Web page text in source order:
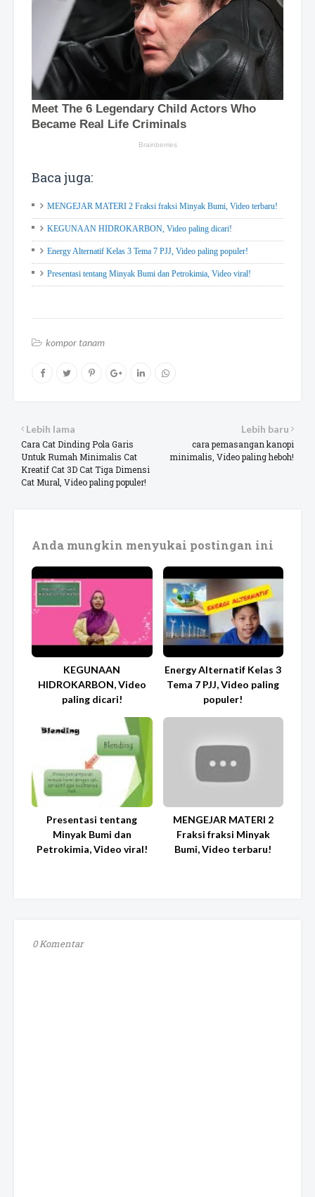
Baca juga:
MENGEJAR MATERI 2 Fraksi fraksi Minyak Bumi, Video terbaru!
KEGUNAAN HIDROKARBON, Video paling dicari!
Energy Alternatif Kelas 3 Tema 7 PJJ, Video paling populer!
Presentasi tentang Minyak Bumi dan Petrokimia, Video viral!
kompor tanam
Lebih baru
cara pemasangan kanopi
minimalis, Video paling heboh!
Lebih lama
Cara Cat Dinding Pola Garis
Untuk Rumah Minimalis Cat
Kreatif Cat 3D Cat Tiga Dimensi
Cat Mural, Video paling populer!
Anda mungkin menyukai postingan ini
KEGUNAAN
HIDROKARBON, Video
paling dicari!
Energy Alternatif Kelas 3
Tema 7 PJJ, Video paling
populer!
Presentasi tentang
Minyak Bumi dan
Petrokimia, Video viral!
MENGEJAR MATERI 2
Fraksi fraksi Minyak
Bumi, Video terbaru!
0 Komentar